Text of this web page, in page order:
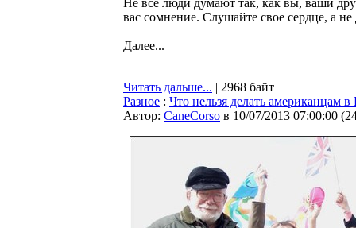
Не все люди думают так, как вы, ваши
вас сомнение. Слушайте свое сердце, а не
Далее...
Читать дальше... | 2968 байт
Разное : Что нельзя делать американцам в
Автор: CaneCorso в 10/07/2013 07:00:00 (